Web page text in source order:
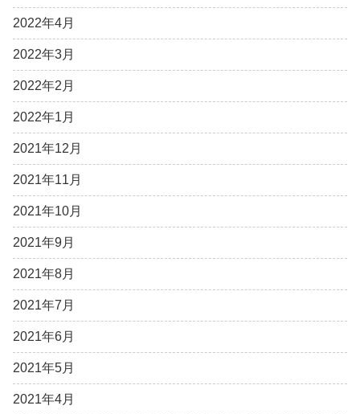
2022年4月
2022年3月
2022年2月
2022年1月
2021年12月
2021年11月
2021年10月
2021年9月
2021年8月
2021年7月
2021年6月
2021年5月
2021年4月